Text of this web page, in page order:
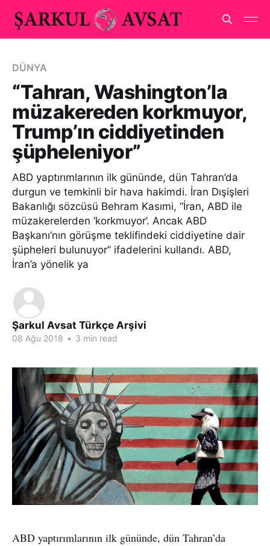
DÜNYA
“Tahran, Washington’la
müzakereden korkmuyor,
Trump’ın ciddiyetinden
şüpheleniyor”
ABD yaptırımlarının ilk gününde, dün Tahran’da
durgun ve temkinli bir hava hakimdi. İran Dışişleri
Bakanlığı sözcüsü Behram Kasımi, “İran, ABD ile
müzakerelerden ‘korkmuyor’. Ancak ABD
Başkanı’nın görüşme teklifindeki ciddiyetine dair
şüpheleri bulunuyor” ifadelerini kullandı. ABD,
İran’a yönelik ya
Şarkul Avsat Türkçe Arşivi
08 Ağu 2018 • 3 min read
ABD yaptırımlarının ilk gününde, dün Tahran’da